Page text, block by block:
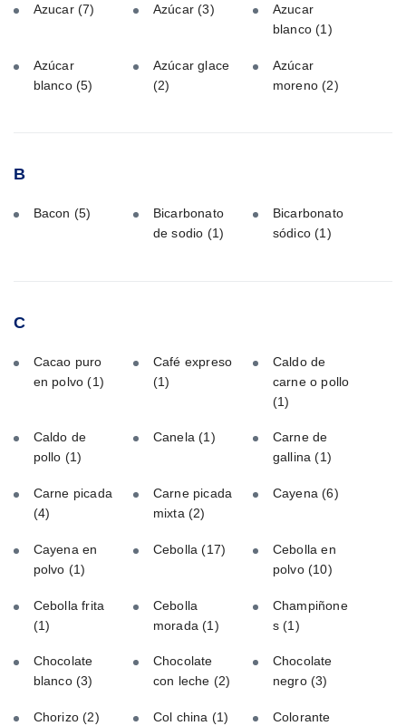
Azucar (7) Azúcar(3)
Azucar
blanco(1)
Azúcar
blanco (5)
Azúcar glace
(2)
Azúcar
moreno(2)
B
Bacon (5)
Bicarbonato
de sodio (1)
Bicarbonato
sódico(1)
C
Cacao puro
en polvo(1)
Café expreso
(1)
Caldo de
carne o pollo
(1)
Caldo de
pollo (1)
Canela(1)
Carne de
gallina(1)
Carne picada
(4)
Carne picada
mixta (2)
Cayena(6)
Cayena en
polvo (1)
Cebolla(17)
Cebolla en
polvo(10)
Cebolla frita
(1)
Cebolla
morada(1)
Champiñone
s(1)
Chocolate
blanco (3)
Chocolate
con leche (2)
Chocolate
negro(3)
Chorizo(2) Col china (1) Colorante